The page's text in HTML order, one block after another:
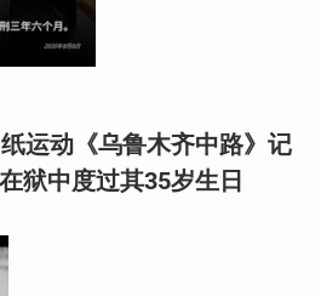
运动《乌鲁木齐中路》记
狱中度过其35岁生日